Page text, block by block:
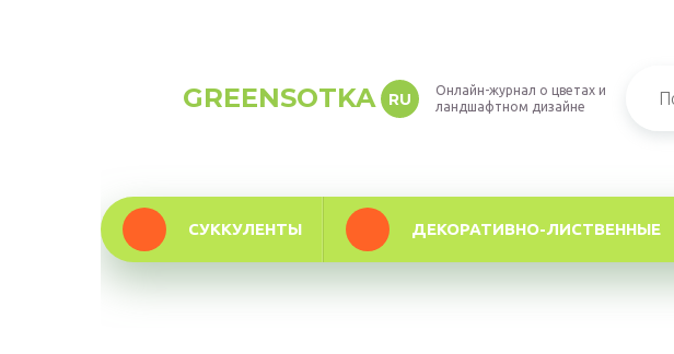
GREENSOTKA RU
Онлайн-журнал о цветах и
ландшафтном дизайне
СУККУЛЕНТЫ ДЕКОРАТИВНО-ЛИСТВЕННЫЕ